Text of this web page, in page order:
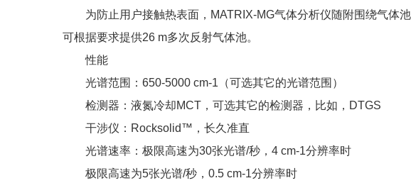
为防止用户接触热表面，MATRIX-MG气体分析仪随附围绕气体
可根据要求提供26 m多次反射气体池。
性能
光谱范围：650-5000 cm-1（可选其它的光谱范围）
检测器：液氮冷却MCT，可选其它的检测器，比如，DTGS
干涉仪：Rocksolid™，长久准直
光谱速率：极限高速为30张光谱/秒，4 cm-1分辨率时
极限高速为5张光谱/秒，0.5 cm-1分辨率时